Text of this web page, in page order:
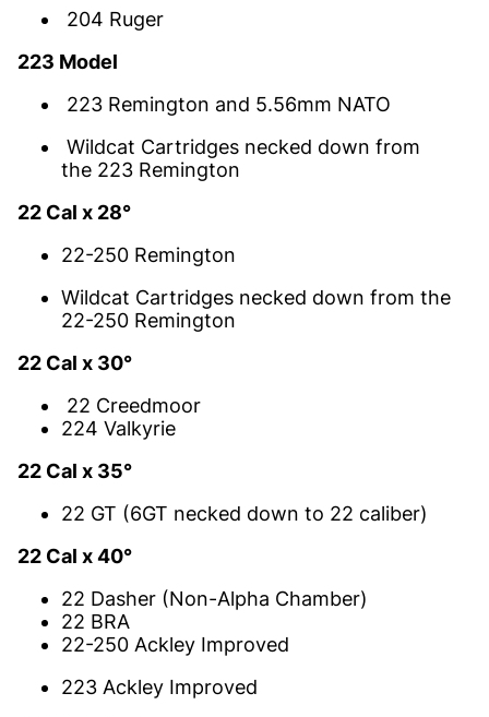
204 Ruger
223 Model
223 Remington and 5.56mm NATO
Wildcat Cartridges necked down from
the 223 Remington
22 Cal x 28°
22-250 Remington
Wildcat Cartridges necked down from the
22-250 Remington
22 Cal x 30°
22 Creedmoor
224 Valkyrie
22 Cal x 35°
22 GT (6GT necked down to 22 caliber)
22 Cal x 40°
22 Dasher (Non-Alpha Chamber)
22 BRA
22-250 Ackley Improved
223 Ackley Improved